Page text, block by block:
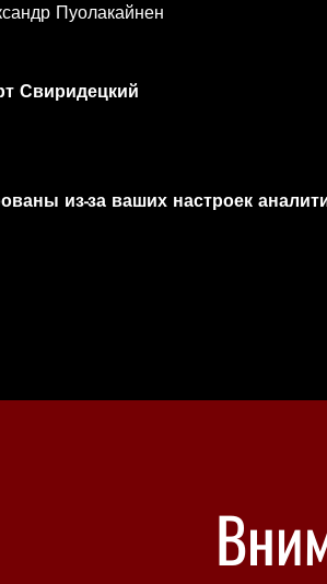
Пуолакайнен
Свиридецкий
из-за ваших настроек